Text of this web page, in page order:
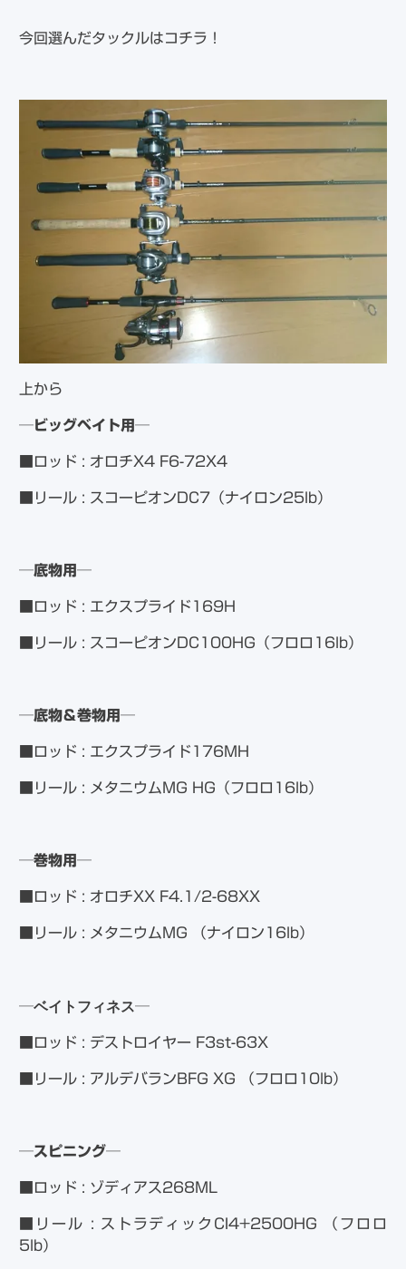
今回選んだタックルはコチラ！
上から
─ビッグベイト用─
■ロッド : オロチX4 F6-72X4
■リール : スコーピオンDC7（ナイロン25lb）
─底物用─
■ロッド : エクスプライド169H
■リール : スコーピオンDC100HG（フロロ16lb）
─底物＆巻物用─
■ロッド : エクスプライド176MH
■リール : メタニウムMG HG（フロロ16lb）
─巻物用─
■ロッド : オロチXX F4.1/2-68XX
■リール : メタニウムMG （ナイロン16lb）
─ベイトフィネス─
■ロッド : デストロイヤー F3st-63X
■リール : アルデバランBFG XG （フロロ10lb）
─スピニング─
■ロッド : ゾディアス268ML
■リール : ストラディックCI4+2500HG （フロロ
5lb）